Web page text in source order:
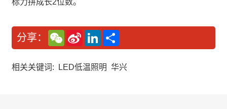
标力拼成长2位数。
分享：
W
e
C
a
S
n
W
L
n
e
相关关键词: LED低温照明 华兴